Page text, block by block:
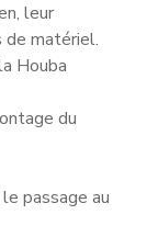
leur
de matériel.
Houba
du
passage au